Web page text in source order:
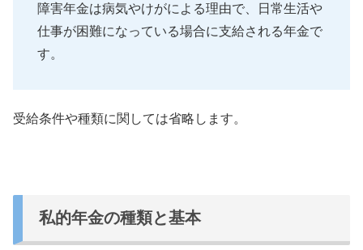
障害年金は病気やけがによる理由で、
日常生活や
仕事が困難になっている場合に支給される年金で
す。
受給条件や種類に関しては省略します。
私的年金の種類と基本